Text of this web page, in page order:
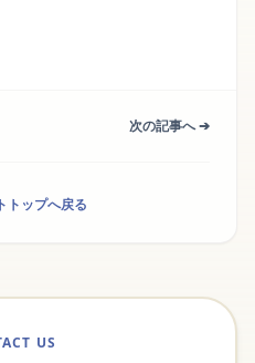
次の記事へ ➔
トップへ戻る
US